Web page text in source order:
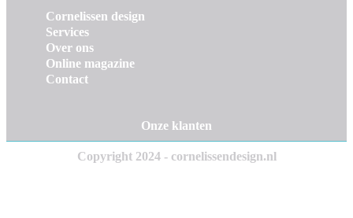
Cornelissen design
Services
Over ons
Online magazine
Contact
Onze klanten
Copyright 2024 - cornelissendesign.nl